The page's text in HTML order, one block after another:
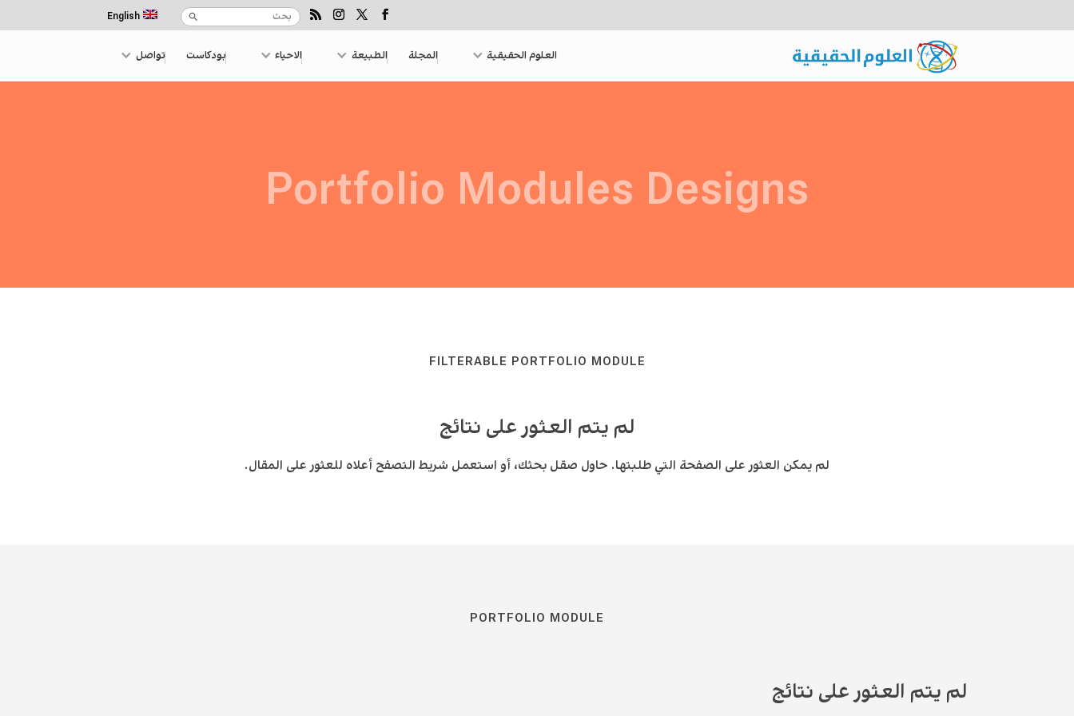
English
العلوم الحقيقية المجلة الطبيعة الاحياء بودكاست تواصل
Portfolio Modules Designs
FILTERABLE PORTFOLIO MODULE
لم يتم العثور على نتائج
لم يمكن العثور على الصفحة التي طلبتها. حاول صقل بحثك، أو استعمل شريط التصفح أعلاه للعثور على المقال.
PORTFOLIO MODULE
لم يتم العثور على نتائج